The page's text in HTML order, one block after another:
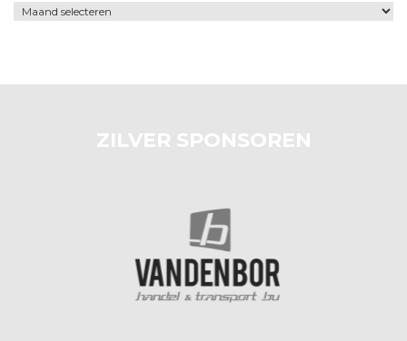
Archief
ZILVER SPONSOREN